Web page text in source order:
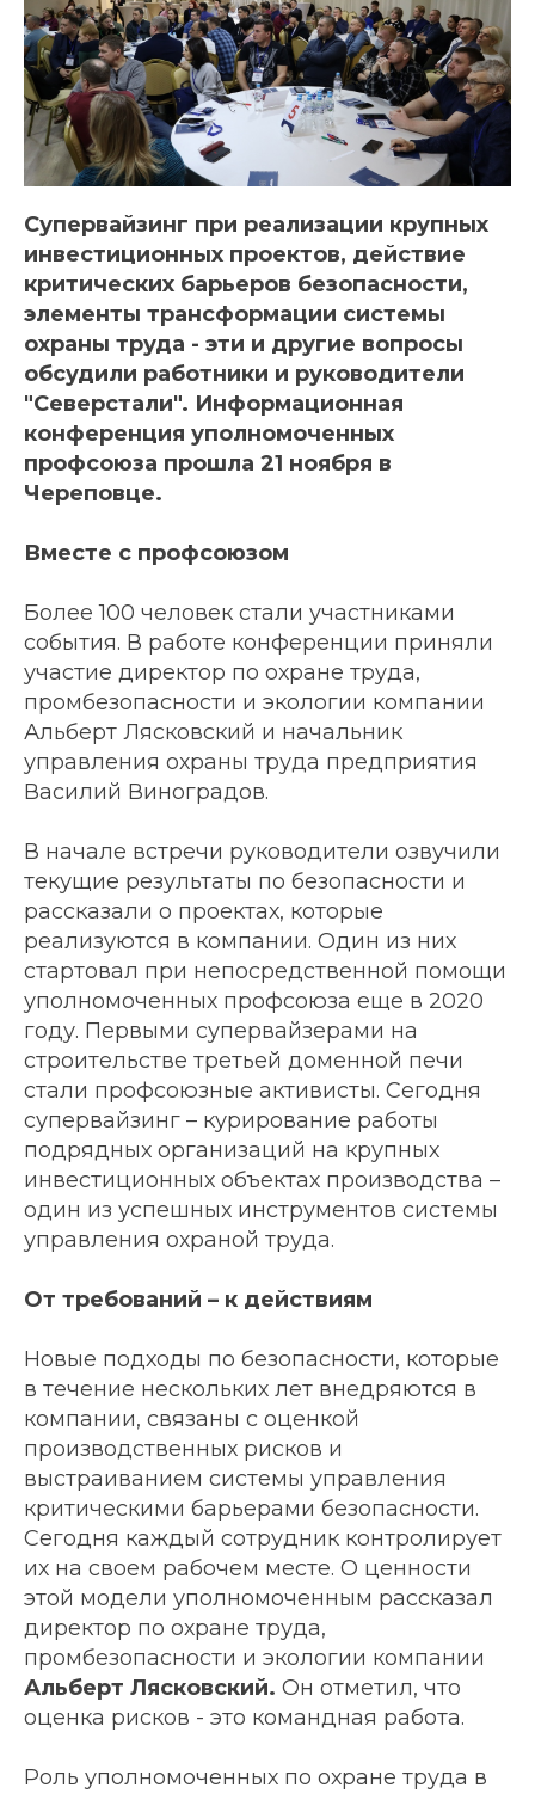
Супервайзинг при реализации крупных
инвестиционных проектов, действие
критических барьеров безопасности,
элементы трансформации системы
охраны труда - эти и другие вопросы
обсудили работники и руководители
"Северстали". Информационная
конференция уполномоченных
профсоюза прошла 21 ноября в
Череповце.
Вместе с профсоюзом
Более 100 человек стали участниками
события. В работе конференции приняли
участие директор по охране труда,
промбезопасности и экологии компании
Альберт Лясковский и начальник
управления охраны труда предприятия
Василий Виноградов.
В начале встречи руководители озвучили
текущие результаты по безопасности и
рассказали о проектах, которые
реализуются в компании. Один из них
стартовал при непосредственной помощи
уполномоченных профсоюза еще в 2020
году. Первыми супервайзерами на
строительстве третьей доменной печи
стали профсоюзные активисты. Сегодня
супервайзинг – курирование работы
подрядных организаций на крупных
инвестиционных объектах производства –
один из успешных инструментов системы
управления охраной труда.
От требований – к действиям
Новые подходы по безопасности, которые
в течение нескольких лет внедряются в
компании, связаны с оценкой
производственных рисков и
выстраиванием системы управления
критическими барьерами безопасности.
Сегодня каждый сотрудник контролирует
их на своем рабочем месте. О ценности
этой модели уполномоченным рассказал
директор по охране труда,
промбезопасности и экологии компании
Альберт Лясковский. Он отметил, что
оценка рисков - это командная работа.
Роль уполномоченных по охране труда в